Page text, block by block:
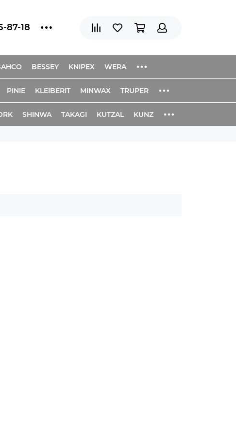
87-18
BESSEY KNIPEX WERA
PINIE KLEIBERIT MINWAX TRUPER
SHINWA TAKAGI KUTZAL KUNZ